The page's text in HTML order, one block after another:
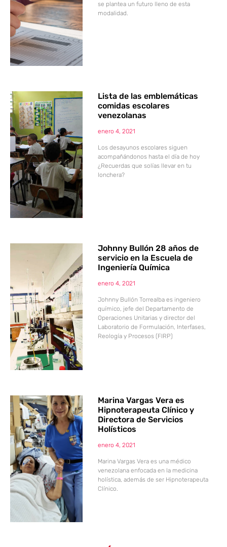
se plantea un futuro lleno de esta
modalidad.
Lista de las emblemáticas
comidas escolares
venezolanas
enero 4, 2021
Los desayunos escolares siguen
acompañándonos hasta el día de hoy
¿Recuerdas que solías llevar en tu
lonchera?
Johnny Bullón 28 años de
servicio en la Escuela de
Ingeniería Química
enero 4, 2021
Johnny Bullón Torrealba es ingeniero
químico, jefe del Departamento de
Operaciones Unitarias y director del
Laboratorio de Formulación, Interfases,
Reología y Procesos (FIRP)
Marina Vargas Vera es
Hipnoterapeuta Clínico y
Directora de Servicios
Holísticos
enero 4, 2021
Marina Vargas Vera es una médico
venezolana enfocada en la medicina
holística, además de ser Hipnoterapeuta
Clínico.